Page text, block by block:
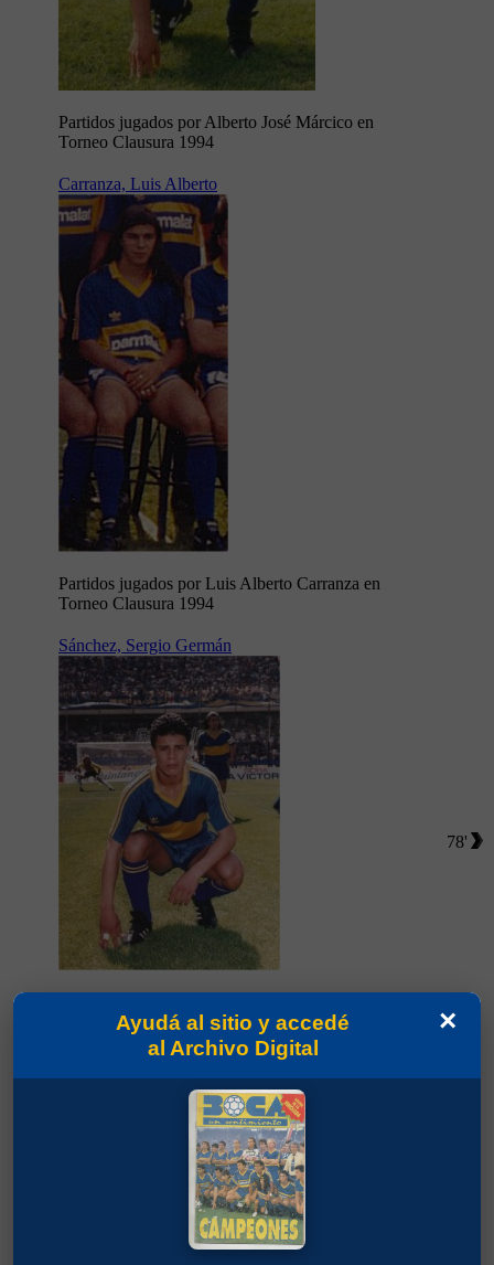
Partidos jugados por Alberto José Márcico en
Torneo Clausura 1994
Carranza, Luis Alberto
Partidos jugados por Luis Alberto Carranza en
Torneo Clausura 1994
Sánchez, Sergio Germán
Torneo Clausura 1994
78'
×
Ayudá al sitio y accedé
al Archivo Digital